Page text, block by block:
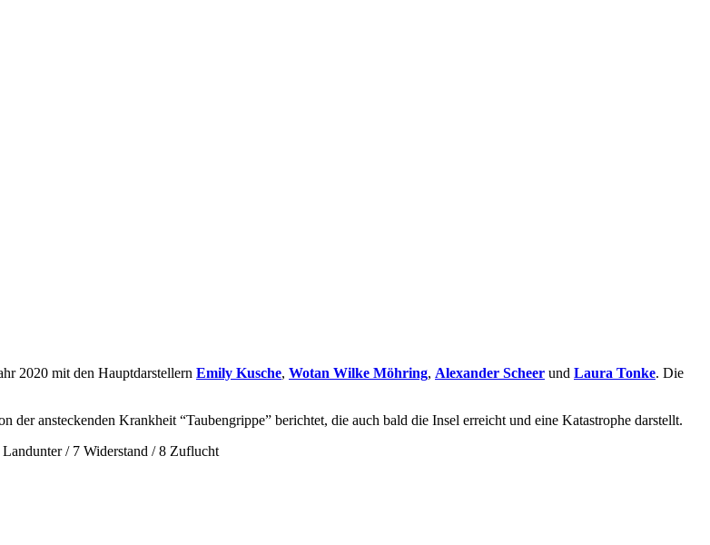
2020 mit den Hauptdarstellern Emily Kusche, Wotan Wilke Möhring, Alexander Scheer und Laura Tonke. Die
der ansteckenden Krankheit “Taubengrippe” berichtet, die auch bald die Insel erreicht und eine Katastrophe darstellt.
/ 7 Widerstand / 8 Zuflucht